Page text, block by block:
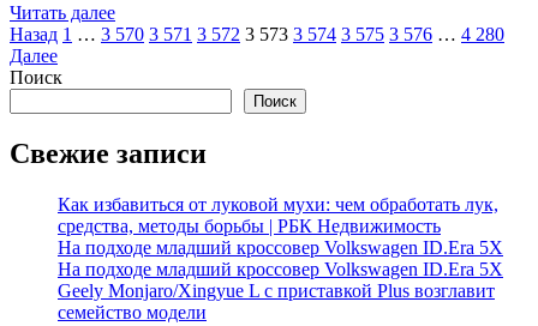
Читать далее
Пагинация
записей
Назад 1 … 3 570 3 571 3 572 3 573 3 574 3 575 3 576 … 4 280
Далее
Поиск
Поиск
Свежие записи
Как избавиться от луковой мухи: чем обработать лук,
средства, методы борьбы | РБК Недвижимость
На подходе младший кроссовер Volkswagen ID.Era 5X
На подходе младший кроссовер Volkswagen ID.Era 5X
Geely Monjaro/Xingyue L с приставкой Plus возглавит
семейство модели